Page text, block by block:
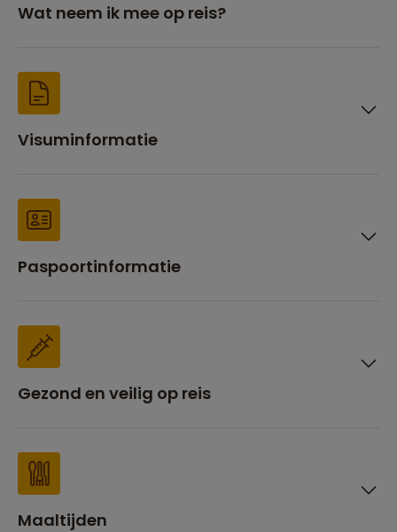
Wat neem ik mee op reis?
Visuminformatie
Paspoortinformatie
Gezond en veilig op reis
Maaltijden